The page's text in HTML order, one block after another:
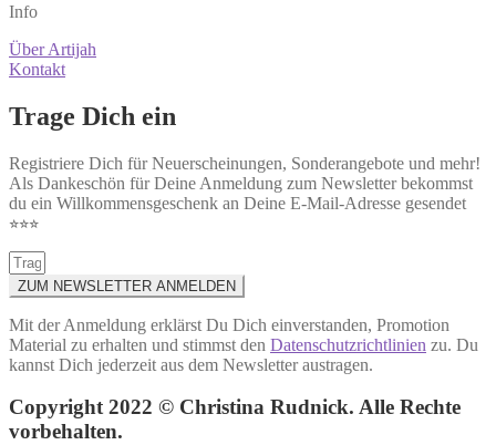
Info
Über Artijah
Kontakt
Trage Dich ein
Registriere Dich für Neuerscheinungen, Sonderangebote und mehr!
Als Dankeschön für Deine Anmeldung zum Newsletter bekommst
du ein Willkommensgeschenk an Deine E-Mail-Adresse gesendet
⭐︎⭐︎⭐︎
ZUM NEWSLETTER ANMELDEN
Mit der Anmeldung erklärst Du Dich einverstanden, Promotion
Material zu erhalten und stimmst den Datenschutzrichtlinien zu. Du
kannst Dich jederzeit aus dem Newsletter austragen.
Copyright 2022 © Christina Rudnick. Alle Rechte
vorbehalten.